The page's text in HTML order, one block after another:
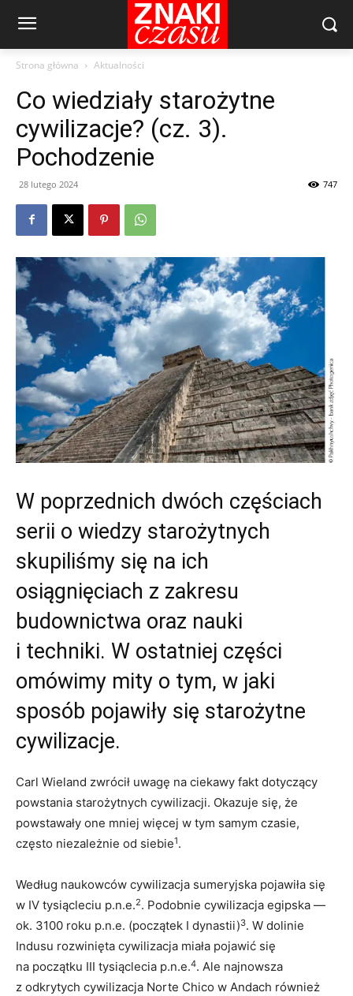
Strona główna Aktualności
Co wiedziały starożytne
cywilizacje? (cz. 3).
Pochodzenie
28 lutego 2024 747
W poprzednich dwóch częściach
serii o wiedzy starożytnych
skupiliśmy się na ich
osiągnięciach z zakresu
budownictwa oraz nauki
i techniki. W ostatniej części
omówimy mity o tym, w jaki
sposób pojawiły się starożytne
cywilizacje.
Carl Wieland zwrócił uwagę na ciekawy fakt dotyczący
powstania starożytnych cywilizacji. Okazuje się, że
powstawały one mniej więcej w tym samym czasie,
często niezależnie od siebie1.
Według naukowców cywilizacja sumeryjska pojawiła się
w IV tysiącleciu p.n.e.2. Podobnie cywilizacja egipska —
ok. 3100 roku p.n.e. (początek I dynastii)3. W dolinie
Indusu rozwinięta cywilizacja miała pojawić się
na początku III tysiąclecia p.n.e.4. Ale najnowsza
z odkrytych cywilizacja Norte Chico w Andach również